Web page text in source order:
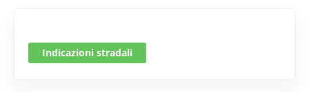
Indicazioni stradali